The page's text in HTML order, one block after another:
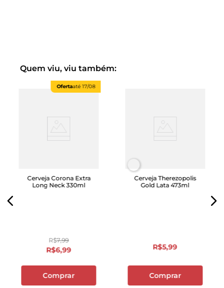
Quem viu, viu também:
Ofertaaté17/08
Cerveja Corona Extra
Long Neck 330ml
R$7,99
R$6,99
Comprar
Cerveja Therezopolis
Gold Lata 473ml
R$5,99
Comprar